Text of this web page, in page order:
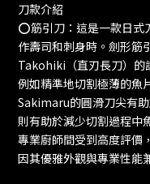
刀款介紹
⭕️筋引刀：這是一款日式
作壽司和刺身時。劍形
Takohiki（直刃長刀）的
例如精準地切割極薄的魚
Sakimaru的圓滑刀尖有
則有助於減少切割過程中
專業廚師間受到高度評價
因其優雅外觀與專業性能